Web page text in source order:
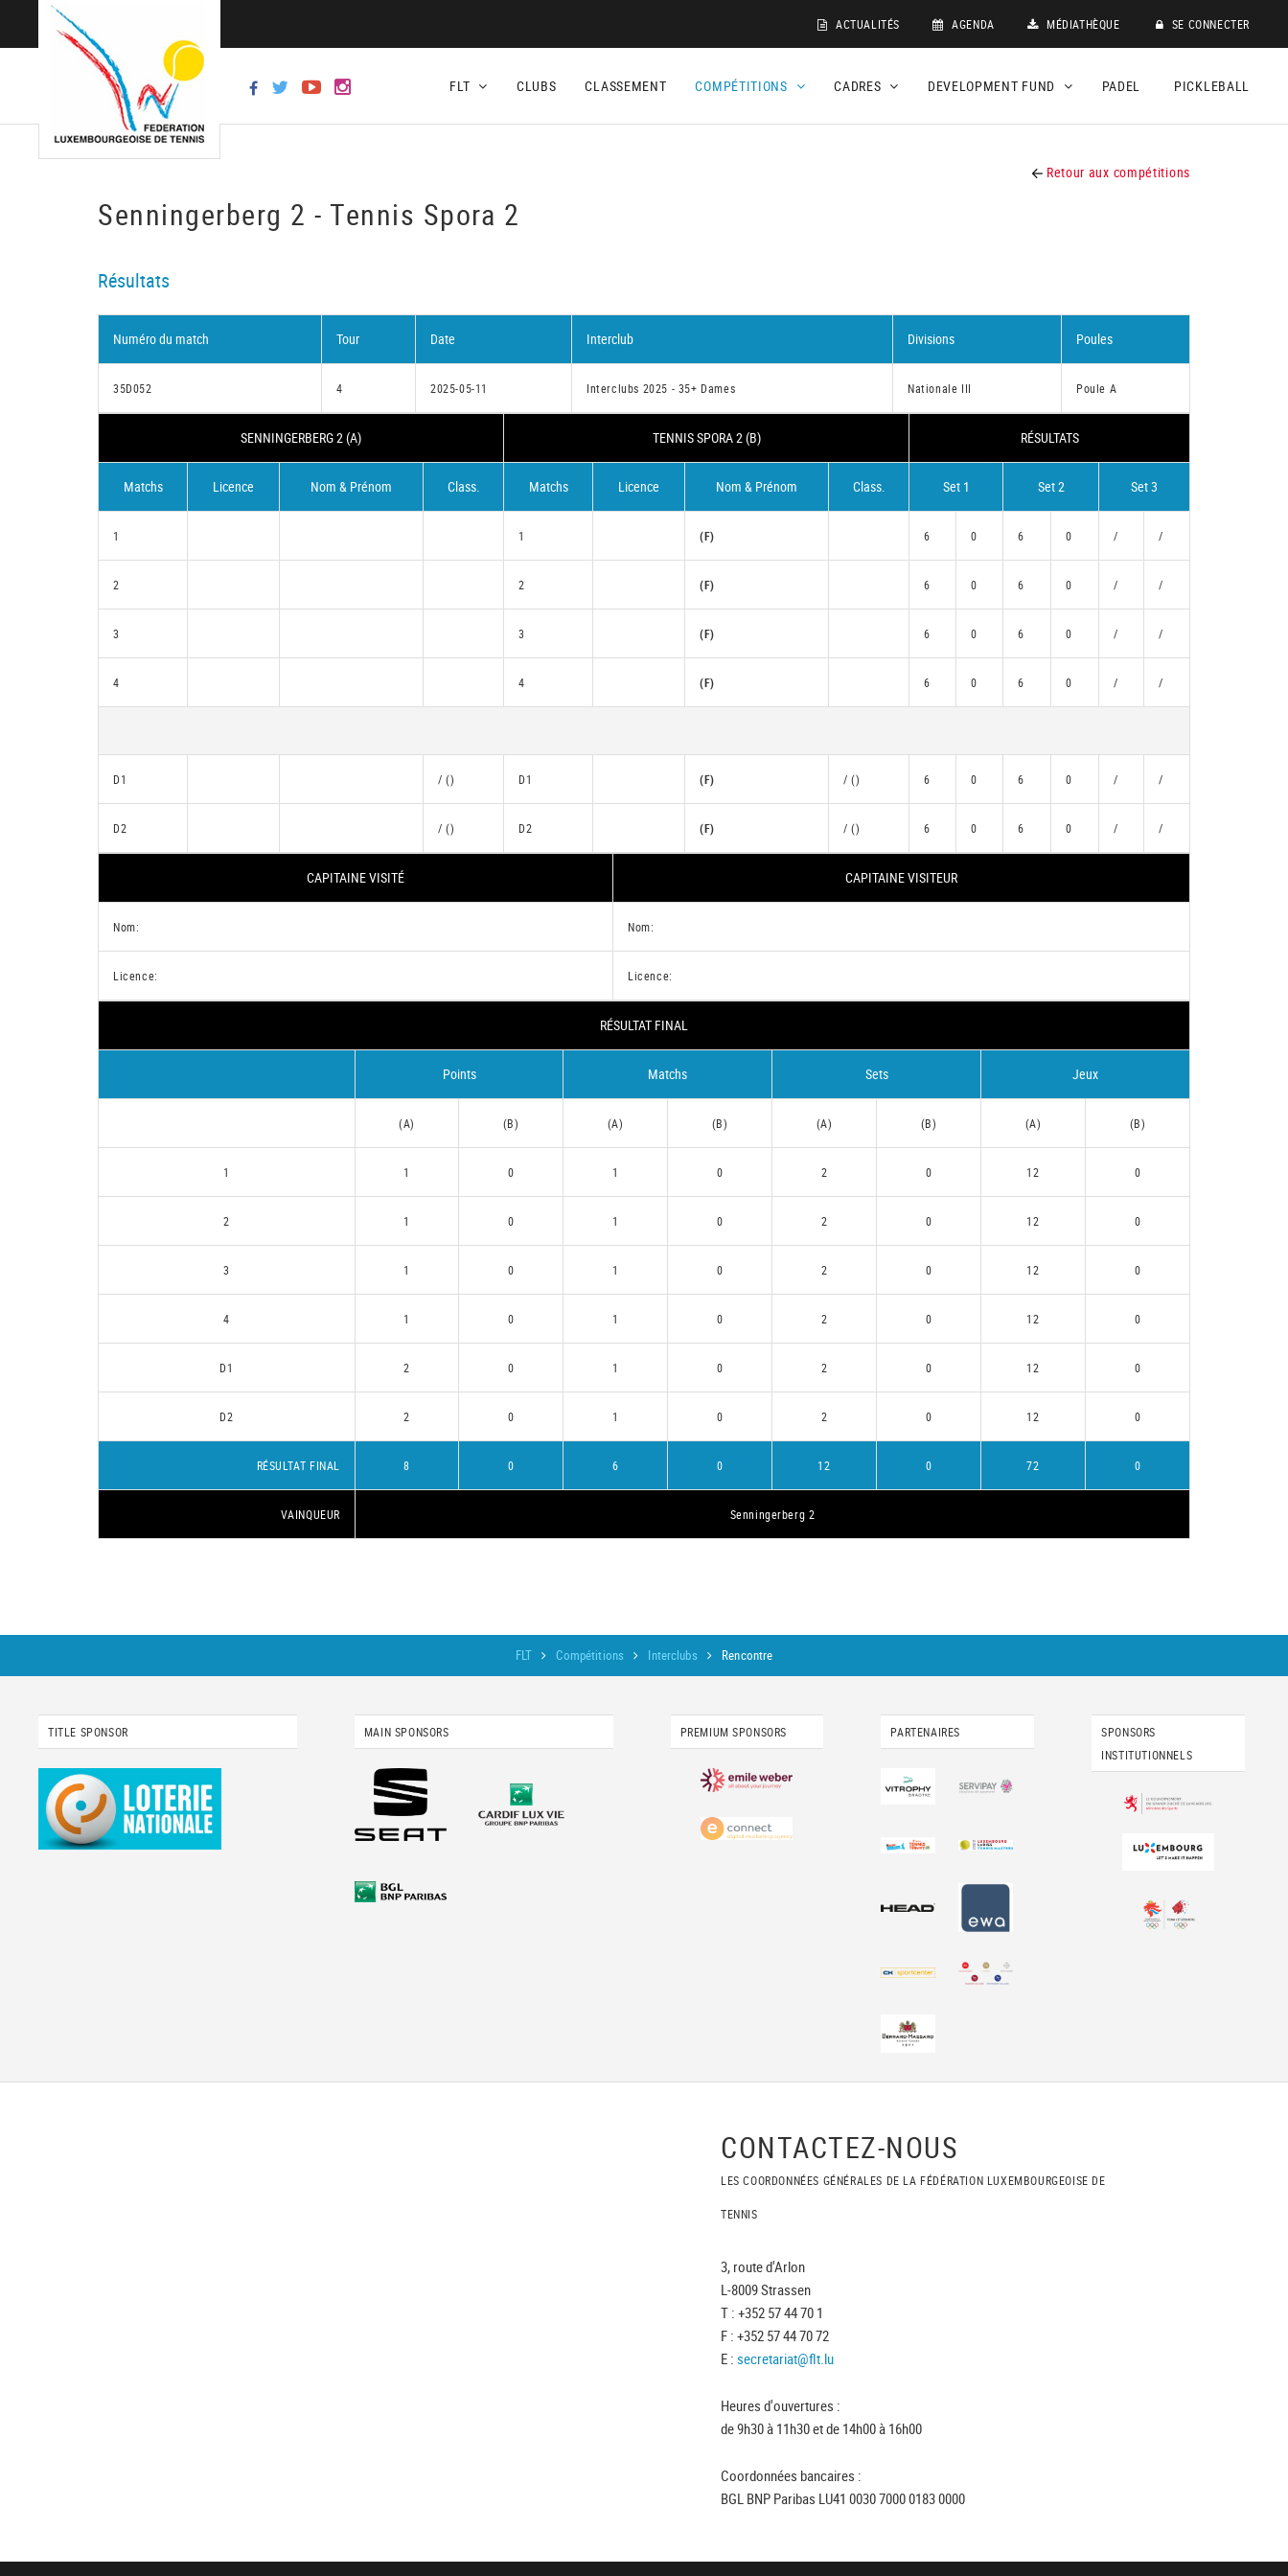
ACTUALITÉS AGENDA MÉDIATHÈQUE SE CONNECTER
FLT CLUBS CLASSEMENT COMPÉTITIONS CADRES DEVELOPMENT FUND PADEL PICKLEBALL
Retour aux compétitions
Senningerberg 2 - Tennis Spora 2
Résultats
Numéro du match Tour Date Interclub Divisions Poules
35D052 4 2025-05-11 Interclubs 2025 - 35+ Dames Nationale III Poule A
SENNINGERBERG 2 (A) TENNIS SPORA 2 (B) RÉSULTATS
Matchs Licence Nom & Prénom Class. Matchs Licence Nom & Prénom Class. Set 1 Set 2 Set 3
1 1 (F) 6 0 6 0 / /
2 2 (F) 6 0 6 0 / /
3 3 (F) 6 0 6 0 / /
4 4 (F) 6 0 6 0 / /
D1 / () D1 (F) / () 6 0 6 0 / /
D2 / () D2 (F) / () 6 0 6 0 / /
CAPITAINE VISITÉ CAPITAINE VISITEUR
Nom: Nom:
Licence: Licence:
RÉSULTAT FINAL
Points Matchs Sets Jeux
(A) (B) (A) (B) (A) (B) (A) (B)
1 1 0 1 0 2 0 12 0
2 1 0 1 0 2 0 12 0
3 1 0 1 0 2 0 12 0
4 1 0 1 0 2 0 12 0
D1 2 0 1 0 2 0 12 0
D2 2 0 1 0 2 0 12 0
RÉSULTAT FINAL 8 0 6 0 12 0 72 0
VAINQUEUR Senningerberg 2
FLT Compétitions Interclubs Rencontre
TITLE SPONSOR MAIN SPONSORS PREMIUM SPONSORS PARTENAIRES
SPONSORS
INSTITUTIONNELS
CONTACTEZ-NOUS
LES COORDONNÉES GÉNÉRALES DE LA FÉDÉRATION LUXEMBOURGEOISE DE
TENNIS
3, route d'Arlon
L-8009 Strassen
T : +352 57 44 70 1
F : +352 57 44 70 72
E : secretariat@flt.lu
Heures d'ouvertures :
de 9h30 à 11h30 et de 14h00 à 16h00
Coordonnées bancaires :
BGL BNP Paribas LU41 0030 7000 0183 0000